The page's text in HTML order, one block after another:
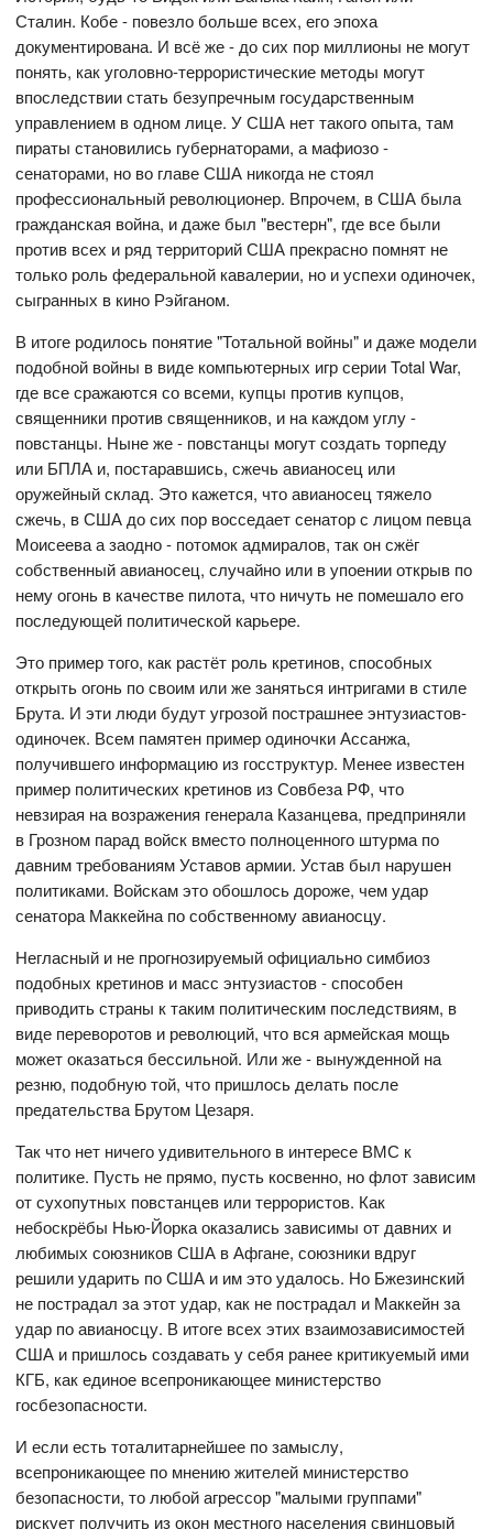
Сталин. Кобе - повезло больше всех, его эпоха
документирована. И всё же - до сих пор миллионы не могут
понять, как уголовно-террористические методы могут
впоследствии стать безупречным государственным
управлением в одном лице. У США нет такого опыта, там
пираты становились губернаторами, а мафиозо -
сенаторами, но во главе США никогда не стоял
профессиональный революционер. Впрочем, в США была
гражданская война, и даже был "вестерн", где все были
против всех и ряд территорий США прекрасно помнят не
только роль федеральной кавалерии, но и успехи одиночек,
сыгранных в кино Рэйганом.
В итоге родилось понятие "Тотальной войны" и даже модели
подобной войны в виде компьютерных игр серии Total War,
где все сражаются со всеми, купцы против купцов,
священники против священников, и на каждом углу -
повстанцы. Ныне же - повстанцы могут создать торпеду
или БПЛА и, постаравшись, сжечь авианосец или
оружейный склад. Это кажется, что авианосец тяжело
сжечь, в США до сих пор восседает сенатор с лицом певца
Моисеева а заодно - потомок адмиралов, так он сжёг
собственный авианосец, случайно или в упоении открыв по
нему огонь в качестве пилота, что ничуть не помешало его
последующей политической карьере.
Это пример того, как растёт роль кретинов, способных
открыть огонь по своим или же заняться интригами в стиле
Брута. И эти люди будут угрозой пострашнее энтузиастов-
одиночек. Всем памятен пример одиночки Ассанжа,
получившего информацию из госструктур. Менее известен
пример политических кретинов из Совбеза РФ, что
невзирая на возражения генерала Казанцева, предприняли
в Грозном парад войск вместо полноценного штурма по
давним требованиям Уставов армии. Устав был нарушен
политиками. Войскам это обошлось дороже, чем удар
сенатора Маккейна по собственному авианосцу.
Негласный и не прогнозируемый официально симбиоз
подобных кретинов и масс энтузиастов - способен
приводить страны к таким политическим последствиям, в
виде переворотов и революций, что вся армейская мощь
может оказаться бессильной. Или же - вынужденной на
резню, подобную той, что пришлось делать после
предательства Брутом Цезаря.
Так что нет ничего удивительного в интересе ВМС к
политике. Пусть не прямо, пусть косвенно, но флот зависим
от сухопутных повстанцев или террористов. Как
небоскрёбы Нью-Йорка оказались зависимы от давних и
любимых союзников США в Афгане, союзники вдруг
решили ударить по США и им это удалось. Но Бжезинский
не пострадал за этот удар, как не пострадал и Маккейн за
удар по авианосцу. В итоге всех этих взаимозависимостей
США и пришлось создавать у себя ранее критикуемый ими
КГБ, как единое всепроникающее министерство
госбезопасности.
И если есть тоталитарнейшее по замыслу,
всепроникающее по мнению жителей министерство
безопасности, то любой агрессор "малыми группами"
рискует получить из окон местного населения свинцовый